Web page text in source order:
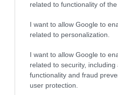
related to functionality of
I want to allow Google to
related to personalization.
I want to allow Google to
related to security, including
functionality and fraud
user protection.